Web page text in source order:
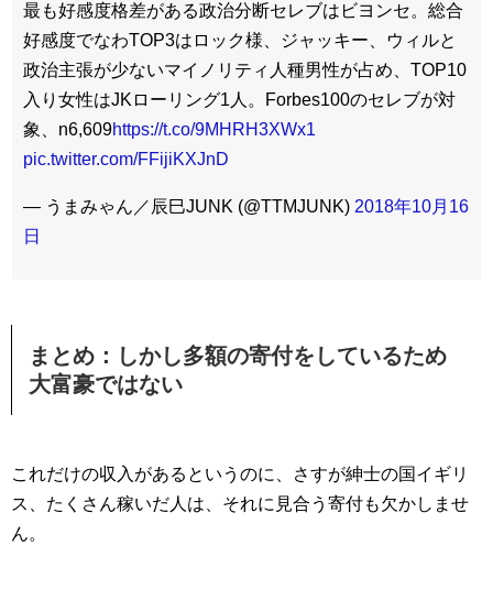
最も好感度格差がある政治分断セレブはビヨンセ。総合
好感度でなわTOP3はロック様、ジャッキー、ウィルと
政治主張が少ないマイノリティ人種男性が占め、TOP10
入り女性はJKローリング1人。Forbes100のセレブが対
象、n6,609https://t.co/9MHRH3XWx1
pic.twitter.com/FFijiKXJnD
— うまみゃん／辰巳JUNK (@TTMJUNK) 2018年10月16
日
まとめ：しかし多額の寄付をしているため
大富豪ではない
これだけの収入があるというのに、さすが紳士の国イギリ
ス、たくさん稼いだ人は、それに見合う寄付も欠かしませ
ん。